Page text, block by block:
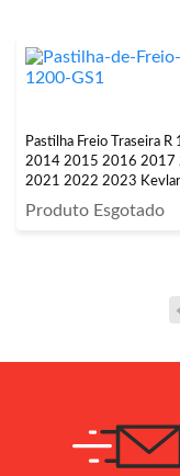
Pastilha Freio Traseira
2014 2015 2016 2017
2021 2022 2023 Kevlar
Produto Esgotado